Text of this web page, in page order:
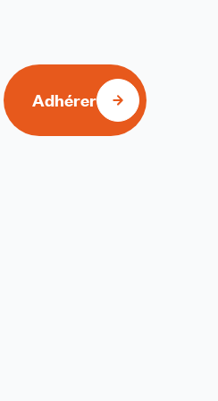
Adhérer